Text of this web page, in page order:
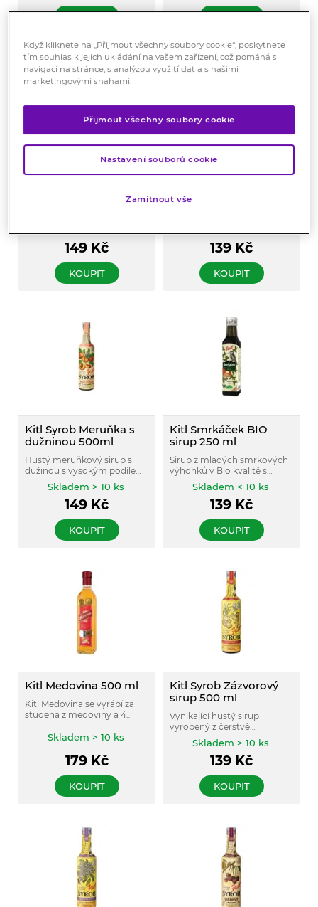
Kitl Syrob Mango s
149 Kč
KOUPIT
Kitl Syrob Pomeranč s
Pomerančový sirup Kitl je
ochucení teplých i
studených nápojů a koktejlů.
139 Kč
KOUPIT
Kitl Syrob Meruňka s
dužninou 500ml
Hustý meruňkový sirup s
dužinou s vysokým podílem
ovoce, vhodný pro přípravu
nápojů i dochucení
nápojových specialit.
Skladem > 10 ks
149 Kč
KOUPIT
Kitl Smrkáček BIO
sirup 250 ml
Sirup z mladých smrkových
výhonků v Bio kvalitě s
vitamínem C.
Skladem < 10 ks
139 Kč
KOUPIT
Kitl Medovina 500 ml
Kitl Medovina se vyrábí za
studena z medoviny a 4
(mateřídouška, květ lípy,
Skladem > 10 ks
179Kč
KOUPIT
Kitl Syrob Zázvorový
sirup 500 ml
Vynikající hustý sirup
vyrobený z čerstvě
vylisované šťávy z kořene
zázvoru v BIO kvalitě.
Skladem > 10 ks
139 Kč
KOUPIT
Když kliknete na „Přijmout všechny soubory cookie“, poskytnete
tím souhlas k jejich ukládání na vašem zařízení, což pomáhá s
navigací na stránce, s analýzou využití dat a s našimi
marketingovými snahami.
Přijmout všechny soubory cookie
Nastavení souborů cookie
Zamítnout vše